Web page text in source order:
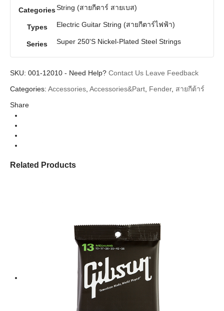
CategoriesString (สายกีตาร์ สายเบส)
Types Electric Guitar String (สายกีตาร์ไฟฟ้า)
Series Super 250'S Nickel-Plated Steel Strings
SKU: 001-12010 - Need Help? Contact Us Leave Feedback
Categories: Accessories, Accessories&Part, Fender, สายกีต้าร์
Share
Related Products